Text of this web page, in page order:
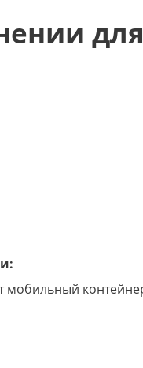
мобильный